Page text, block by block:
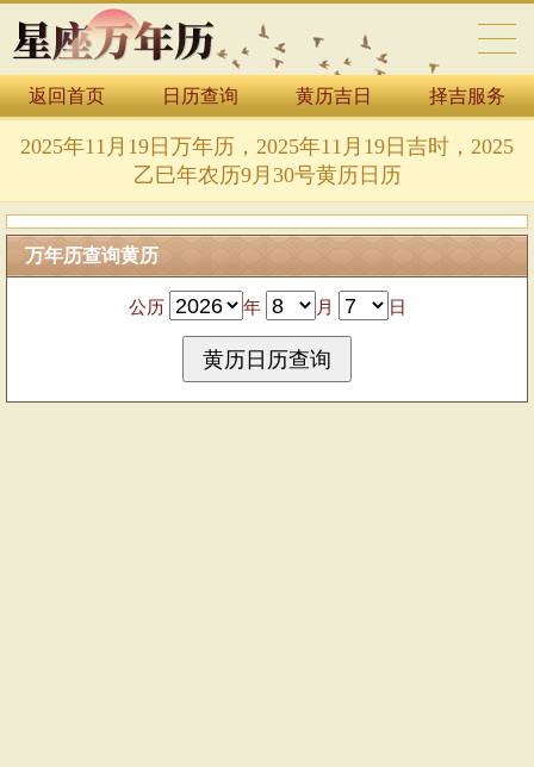
万年历表
返回首页 日历查询 黄历吉日 择吉服务
2025年11月19日万年历，2025年11月19日吉时，2025
乙巳年农历9月30号黄历日历
万年历查询黄历
公历 年 月 日